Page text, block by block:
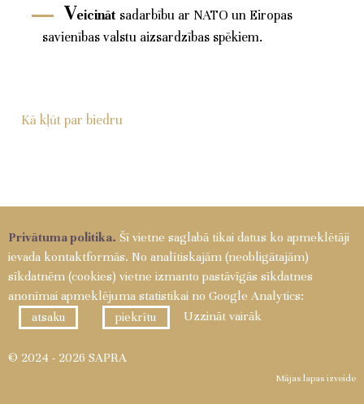
veicināt sadarbību ar NATO un Eiropas
savienības valstu aizsardzības spēkiem.
Kā kļūt par biedru
Privātuma politika. Šī vietne saglabā tikai datus ko apmeklētāji
ievada kontaktformās. No analītiskajām (neobligātajām)
sīkdatnēm (cookies) vietne izmanto pastāvīgās sīkdatnes
anonīmai apmeklējuma statistikai no Google Analytics:
atsaku
piekrītu Uzzināt vairāk
© 2024 - 2026 SAPRA
Mājas lapas izveide